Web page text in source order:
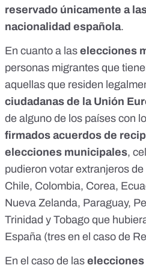
reservado únicamente a
nacionalidad española.
En cuanto a las elecciones
personas migrantes que
aquellas que residen
ciudadanas de la Unión
de alguno de los países con
firmados acuerdos de
elecciones municipales,
pudieron votar extranjeros
Chile, Colombia, Corea,
Nueva Zelanda, Paraguay,
Trinidad y Tobago que
España (tres en el caso de
En el caso de las